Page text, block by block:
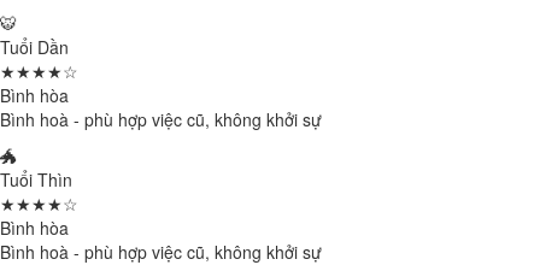
🐯
Tuổi Dần
★★★★☆
Bình hòa
Bình hoà - phù hợp việc cũ, không khởi sự
🐲
Tuổi Thìn
★★★★☆
Bình hòa
Bình hoà - phù hợp việc cũ, không khởi sự